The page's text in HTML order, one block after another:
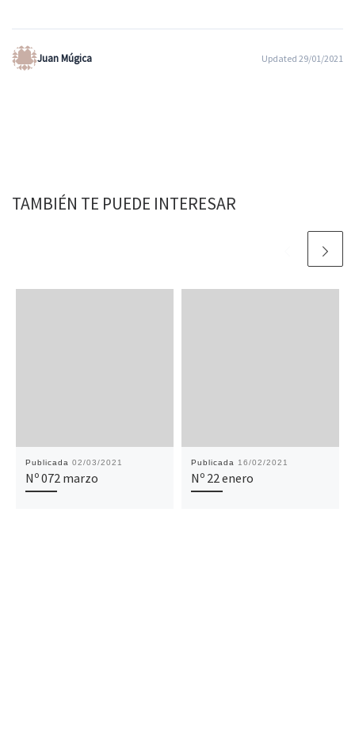
Juan Múgica Updated 29/01/2021
TAMBIÉN TE PUEDE INTERESAR
Publicada 02/03/2021
Nº 072 marzo
Publicada 16/02/2021
Nº 22 enero